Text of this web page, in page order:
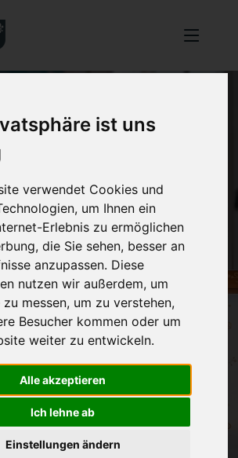
ist uns
verwendet Cookies und
um Ihnen ein
Erlebnis zu ermöglichen
die Sie sehen, besser an
anzupassen. Diese
nutzen wir außerdem, um
zu messen, um zu verstehen,
Besucher kommen oder um
weiter zu entwickeln.
Alle akzeptieren
Ich lehne ab
Einstellungen ändern
DER HNG
AG